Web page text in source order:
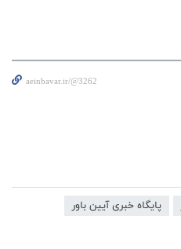
aeinbavar.ir/@3262
پایگاه خبری آیین باور